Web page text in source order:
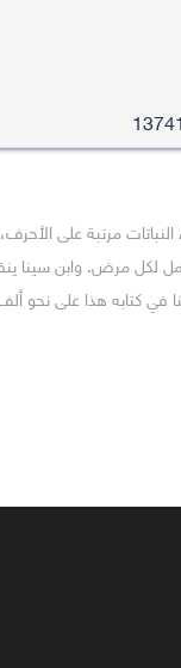
مرتبة على
لكل مرض. وابن سينا
في كتابه هذا على نحو